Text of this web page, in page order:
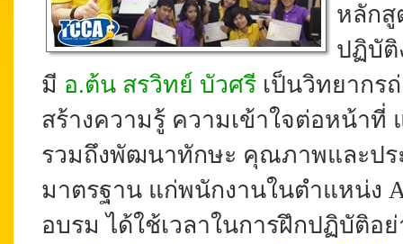
หลักสู
ปฏิบัติ
มี อ.ต้น สรวิทย์ บัวศรี เป็นวิทยากร
สร้างความรู้ ความเข้าใจต่อหน้าที่
รวมถึงพัฒนาทักษะ คุณภาพและปร
มาตรฐาน แก่พนักงานในตำแหน่ง
อบรม ได้ใช้เวลาในการฝึกปฏิบัติอ